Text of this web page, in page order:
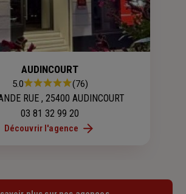
AUDINCOURT
Note
:
5.0
sur
5
5.0 (76)
RUE , 25400 AUDINCOURT
03 81 32 99 20
Découvrir l'agence